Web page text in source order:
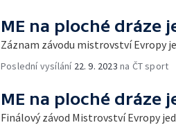
ME na ploché dráze
Záznam závodu mistrovství Evropy
Poslední vysílání 22. 9. 2023 na ČT sport
ME na ploché dráze
Finálový závod Mistrovství Evropy